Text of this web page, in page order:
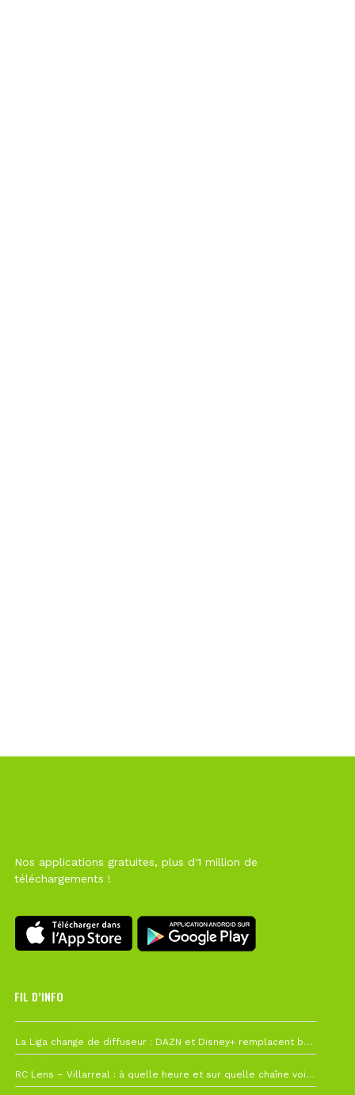
Nos applications gratuites, plus d'1 million de
téléchargements !
FIL D’INFO
La Liga change de diffuseur : DAZN et Disney+ remplacent beIN Sports !
RC Lens – Villarreal : à quelle heure et sur quelle chaîne voir la finale de la Como Cup ?